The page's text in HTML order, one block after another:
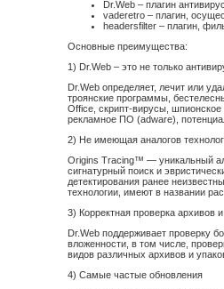
Dr.Web – плагин
vaderetro – плагин,
headersfilter – плагин,
Основные преимущества:
1) Dr.Web – это не только
Dr.Web определяет, лечит или
троянские программы,
Office, скрипт-вирусы,
рекламное ПО (adware),
2) Не имеющая аналогов
Origins Tracing™ — уникальный
сигнатурный поиск и
детектирования ранее
технологии, имеют в названии
3) Корректная проверка архивов
Dr.Web поддерживает проверку
вложенности, в том числе,
видов различных архивов и
4) Самые частые обновления